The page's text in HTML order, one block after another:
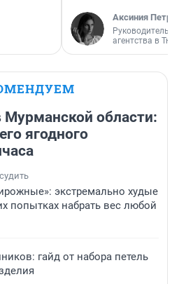
Аксиния
Руководитель
агентства в
Мурманской области:
ягодного
экстремально худые
попытках набрать вес любой
гайд от набора петель